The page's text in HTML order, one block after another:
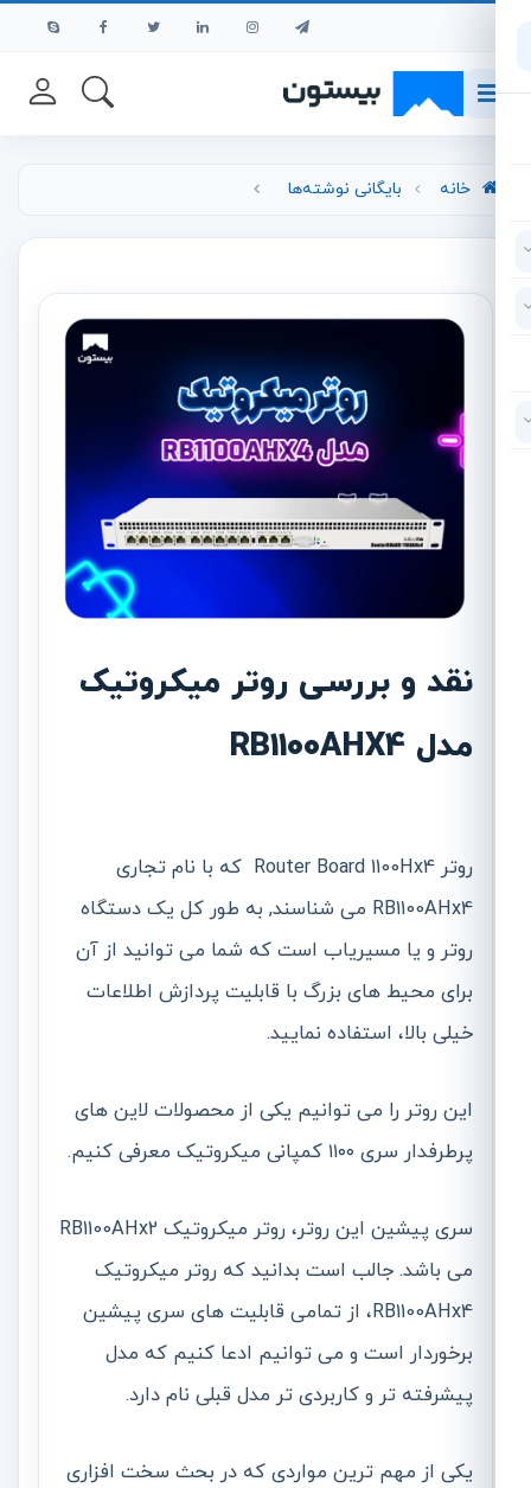
خانه بایگانی نوشته‌ها
نقد و بررسی روتر میکروتیک
مدل RB1100AHX4
روتر Router Board 1100Hx4 که با نام تجاری
RB1100AHx4 می شناسند, به طور کل یک دستگاه
روتر و یا مسیریاب است که شما می توانید از آن
برای محیط های بزرگ با قابلیت پردازش اطلاعات
خیلی بالا، استفاده نمایید.
این روتر را می توانیم یکی از محصولات لاین های
پرطرفدار سری ۱۱۰۰ کمپانی میکروتیک معرفی کنیم.
سری پیشین این روتر، روتر میکروتیک RB1100AHx2
می باشد. جالب است بدانید که روتر میکروتیک
RB1100AHx4، از تمامی قابلیت های سری پیشین
برخوردار است و می توانیم ادعا کنیم که مدل
پیشرفته تر و کاربردی تر مدل قبلی نام دارد.
یکی از مهم ترین مواردی که در بحث سخت افزاری